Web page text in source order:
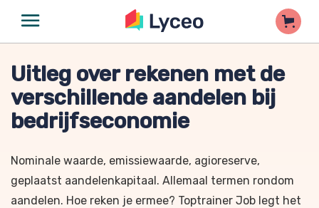
Uitleg over rekenen met de
verschillende aandelen bij
bedrijfseconomie
Nominale waarde, emissiewaarde, agioreserve,
geplaatst aandelenkapitaal. Allemaal termen rondom
aandelen. Hoe reken je ermee? Toptrainer Job legt het